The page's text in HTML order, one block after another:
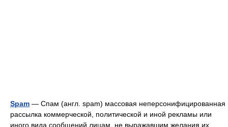
Spam — Спам (англ. spam) массовая неперсонифицированная
рассылка коммерческой, политической и иной рекламы или
иного вида сообщений лицам, не выражавшим желания их